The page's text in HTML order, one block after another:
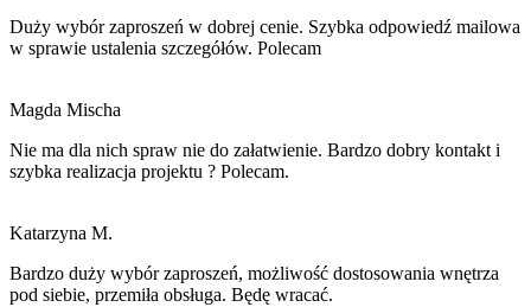
Duży wybór zaproszeń w dobrej cenie. Szybka odpowiedź mailowa
w sprawie ustalenia szczegółów. Polecam
Magda Mischa
Nie ma dla nich spraw nie do załatwienie. Bardzo dobry kontakt i
szybka realizacja projektu ? Polecam.
Katarzyna M.
Bardzo duży wybór zaproszeń, możliwość dostosowania wnętrza
pod siebie, przemiła obsługa. Będę wracać.